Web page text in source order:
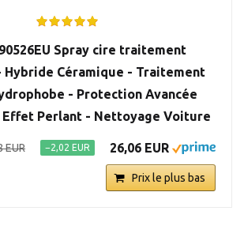
Spray cire traitement
Hybride Céramique - Traitement
- Protection Avancée
Effet Perlant - Nettoyage Voiture
EUR −2,02 EUR 26,06 EUR
Prix le plus bas